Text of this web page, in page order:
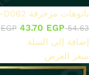
بانوهات مزخرفة IDM-D062
54.63
EGP 43.70 EGP
إضافة إلى السلة
سعر العرض